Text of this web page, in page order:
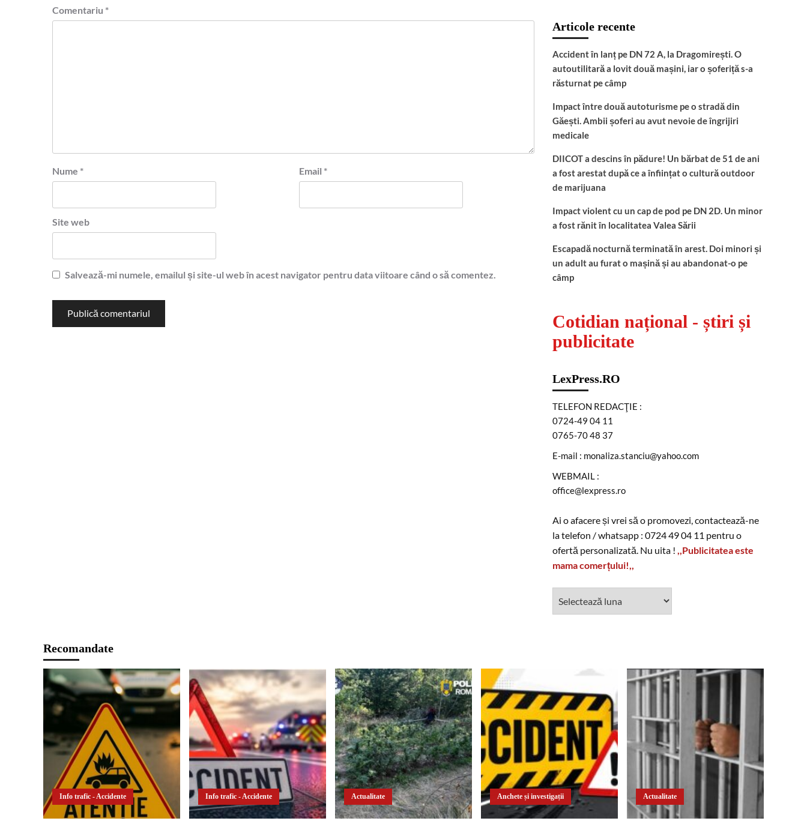
Comentariu *
Nume * Email *
Site web
Salvează-mi numele, emailul și site-ul web în acest navigator pentru data viitoare când o să comentez.
Articole recente
Accident în lanț pe DN 72 A, la Dragomirești. O
autoutilitară a lovit două mașini, iar o șoferiță s-a
răsturnat pe câmp
Impact între două autoturisme pe o stradă din
Găești. Ambii șoferi au avut nevoie de îngrijiri
medicale
DIICOT a descins în pădure! Un bărbat de 51 de ani
a fost arestat după ce a înființat o cultură outdoor
de marijuana
Impact violent cu un cap de pod pe DN 2D. Un minor
a fost rănit în localitatea Valea Sării
Escapadă nocturnă terminată în arest. Doi minori și
un adult au furat o mașină și au abandonat-o pe
câmp
Cotidian național - știri și
publicitate
LexPress.RO
TELEFON REDACŢIE :
0724-49 04 11
0765-70 48 37
E-mail : monaliza.stanciu@yahoo.com
WEBMAIL :
office@lexpress.ro
Ai o afacere și vrei să o promovezi, contactează-ne
la telefon / whatsapp : 0724 49 04 11 pentru o
ofertă personalizată. Nu uita ! ,,Publicitatea este
mama comerțului!,,
Recomandate
Info trafic - Accidente Info trafic - Accidente Actualitate Anchete și investigații Actualitate